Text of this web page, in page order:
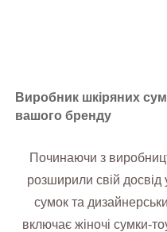
Виробник шкіряних
вашого бренду
Починаючи з
розширили свій досвід
сумок та
включає жіночі сумки-